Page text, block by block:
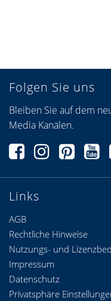
Links
AGB
Rechtliche Hinweise
Nutzungs- und
Folgen Sie uns
Bleiben Sie auf dem
Media Kanälen.
Impressum
Datenschutz
Privatsphäre